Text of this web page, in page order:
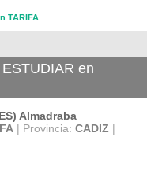
TARIFA
en
Almadraba
| Provincia: CADIZ |